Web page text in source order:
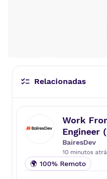
Relacionadas
Work
Engineer
BairesDev
10 minutos
🌍 100% Remoto